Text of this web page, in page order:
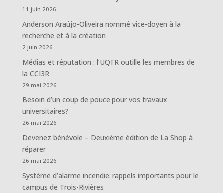
11 juin 2026
Anderson Araújo-Oliveira nommé vice-doyen à la
recherche et à la création
2 juin 2026
Médias et réputation : l’UQTR outille les membres de
la CCI3R
29 mai 2026
Besoin d’un coup de pouce pour vos travaux
universitaires?
26 mai 2026
Devenez bénévole – Deuxième édition de La Shop à
réparer
26 mai 2026
Système d’alarme incendie: rappels importants pour le
campus de Trois-Rivières